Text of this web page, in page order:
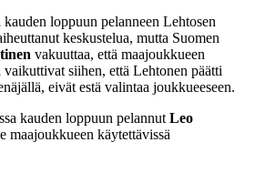
loppuun pelanneen Lehtosen
keskustelua, mutta Suomen
vakuuttaa, että maajoukkueen
siihen, että Lehtonen päätti
eivät estä valintaa joukkueeseen.
kauden loppuun pelannutLeo
maajoukkueen käytettävissä